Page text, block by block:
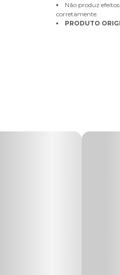
Não produz
corretamente.
PRODUTO